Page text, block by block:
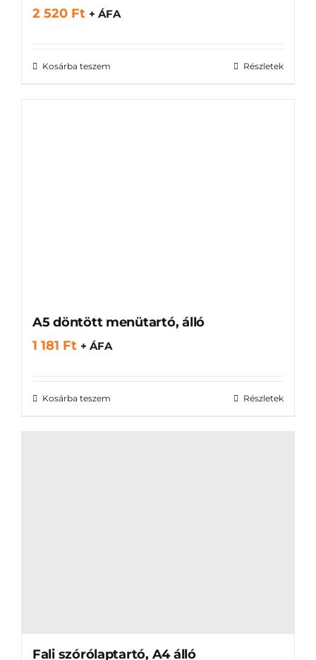
2 520 Ft + ÁFA
Kosárba teszem Részletek
A5 döntött menütartó, álló
1 181 Ft + ÁFA
Kosárba teszem Részletek
Fali szórólaptartó, A4 álló